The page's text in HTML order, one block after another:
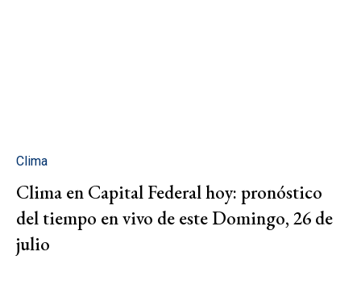
Clima
Clima en Capital Federal hoy: pronóstico
del tiempo en vivo de este Domingo, 26 de
julio